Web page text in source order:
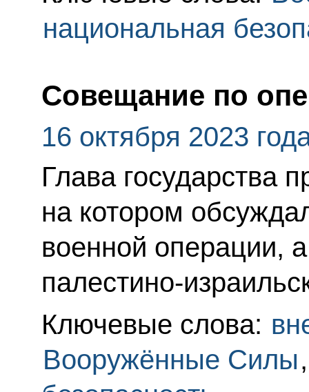
национальная
Совещание по
16 октября 2023
Глава государства
на котором
военной операции,
палестино-
Ключевые слова:
Вооружённые Силы